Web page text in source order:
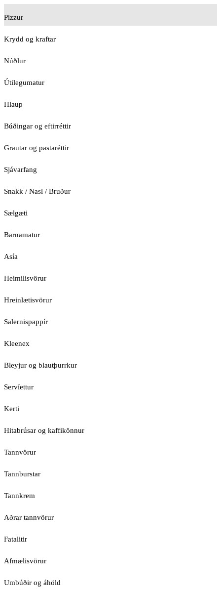
Pizzur
Krydd og kraftar
Núðlur
Útilegumatur
Hlaup
Búðingar og eftirréttir
Grautar og pastaréttir
Sjávarfang
Snakk / Nasl / Bruður
Sælgæti
Barnamatur
Asía
Heimilisvörur
Hreinlætisvörur
Salernispappír
Kleenex
Bleyjur og blautþurrkur
Servíettur
Kerti
Hitabrúsar og kaffikönnur
Tannvörur
Tannburstar
Tannkrem
Aðrar tannvörur
Fatalitir
Afmælisvörur
Umbúðir og áhöld